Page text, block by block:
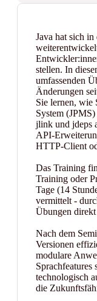
Java hat sich in
stellen. In
umfassenden
Änderungen
Sie lernen, wie
System
jlink und jdeps
API-
HTTP-Client
Das Training
Training oder
Tage (14
vermittelt -
Übungen direkt
Nach dem
Versionen
modulare
Sprachfeatures
technologisch
die